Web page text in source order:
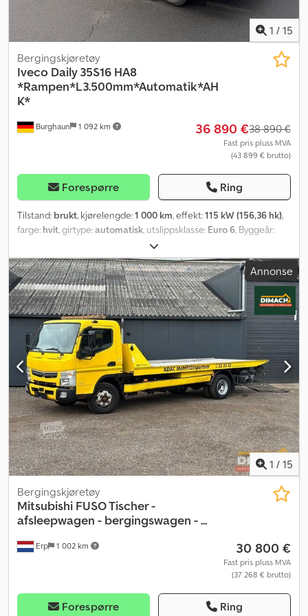
1 / 15
Burghaun 1 092 km
Bergingskjøretøy
Iveco Daily 35S16 HA8
*Rampen*L3.500mm*Automatik*AH
K*
36 890 €38 890 €
Fast pris pluss MVA
(43 899 € brutto)
Forespørre Ring
Tilstand: brukt, kjørelengde:1 000 km, effekt:115 kW (156,36 hk),
farge: hvit , girtype:automatisk , utslippsklasse: Euro 6 , Byggeår:
ABS, aircondition, sentral låsing, servostyring
Annonse
1 / 15
Erp 1 002 km
Bergingskjøretøy
Mitsubishi FUSO Tischer -
afsleepwagen - bergingswagen - ...
30 800 €
Fast pris pluss MVA
(37 268 € brutto)
Forespørre Ring